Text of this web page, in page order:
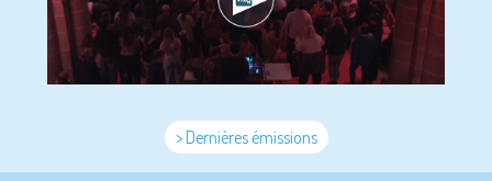
> Dernières émissions